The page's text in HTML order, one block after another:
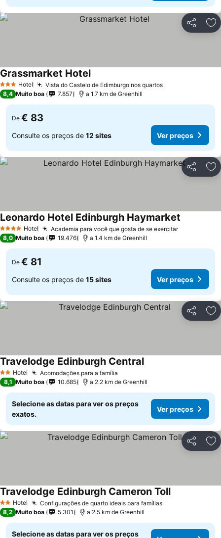
Partilhar
3 EstrelasHotel Vista do Castelo de Edimburgo nos quartos
Grassmarket Hotel
8,4 Muito boa 7.857 a 1.7 km de Greenhill
De € 83
Consulte os preços de 12 sites Ver preços
Partilhar
4 EstrelasHotel Academia para você que gosta de se exercitar
Leonardo Hotel Edinburgh Haymarket
8,0 Muito boa 19.476 a 1.4 km de Greenhill
De € 81
Consulte os preços de 15 sites Ver preços
Partilhar
2 Estrelas
Hotel Acomodações para a família
Travelodge Edinburgh Central
8,1 Muito boa 10.685 a 2.2 km de Greenhill
Selecione as datas para ver os preços
exatos.
Ver preços
Partilhar
2 Estrelas
Hotel Configurações de quarto ideais para famílias
Travelodge Edinburgh Cameron Toll
8,2 Muito boa 5.301 a 2.5 km de Greenhill
Selecione as datas para ver os preços